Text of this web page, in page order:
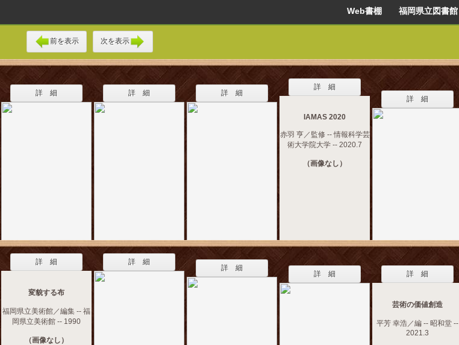
Web書棚 福岡県立図書館
前を表示 次を表示
詳 細 詳 細 詳 細
詳 細
IAMAS 2020
赤羽 亨／監修 -- 情報科学芸
術大学院大学 -- 2020.7
（画像なし）
詳 細
詳 細
変貌する布
福岡県立美術館／編集 -- 福
岡県立美術館 -- 1990
（画像なし）
詳 細
詳 細
詳 細 詳 細
芸術の価値創造
平芳 幸浩／編 -- 昭和堂 --
2021.3